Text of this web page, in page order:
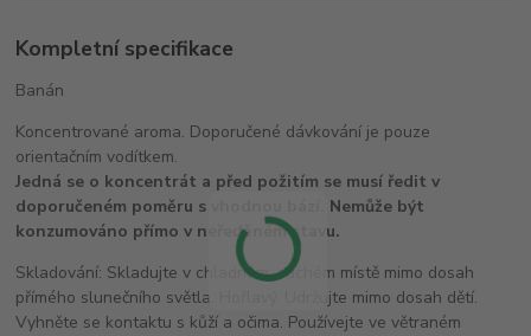
Kompletní specifikace
Banán
Koncentrované aroma. Doporučené dávkování je pouze
orientačním vodítkem.
Jedná se o koncentrát a před požitím se musí ředit v
doporučeném poměru s vhodnou bází. Nemůže být
konzumováno přímo v neředěném stavu.
Skladování: Skladujte v chladném, suchém místě mimo dosah
přímého slunečního světla. Hořlavý. Udržujte mimo dosah dětí.
Vyhněte se kontaktu s kůží a očima. Používejte ve větraném